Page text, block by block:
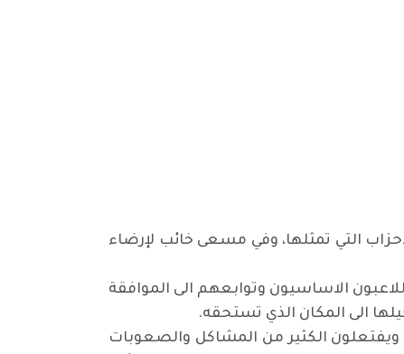
التي تمثلها، وفي مسعى خائب لإرضاء
الاساسيون وتوابعهم الى الموافقة
الى المكان الذي تستحقه.
الكثير من المشاكل والصعوبات